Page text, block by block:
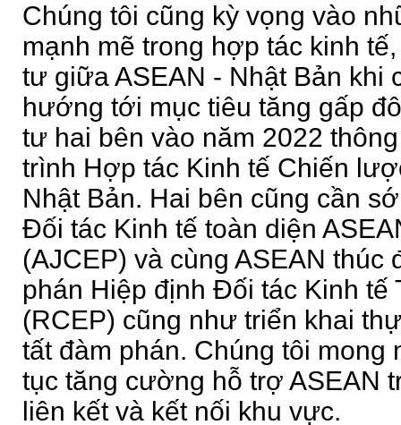
Chúng tôi cũng kỳ vọng vào
mạnh mẽ trong hợp tác kinh
tư giữa ASEAN - Nhật Bản khi
hướng tới mục tiêu tăng gấp
tư hai bên vào năm 2022
trình Hợp tác Kinh tế Chiến
Nhật Bản. Hai bên cũng cần
Đối tác Kinh tế toàn diện
(AJCEP) và cùng ASEAN thúc
phán Hiệp định Đối tác Kinh tế
(RCEP) cũng như triển khai
tất đàm phán. Chúng tôi mong
tục tăng cường hỗ trợ ASEAN
liên kết và kết nối khu vực.